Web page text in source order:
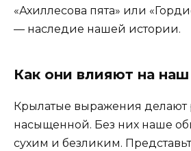
«Ахиллесова пята» или
— наследие нашей истории.
Как они влияют на
Крылатые выражения делают
насыщенной. Без них наше
сухим и безликим.